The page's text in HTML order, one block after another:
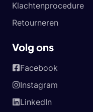
Klachtenprocedure
Retourneren
Volg ons
Facebook
Instagram
LinkedIn